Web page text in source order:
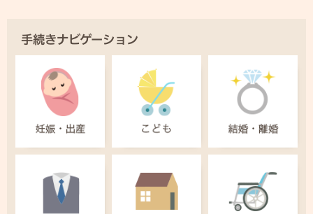
手続きナビゲーション